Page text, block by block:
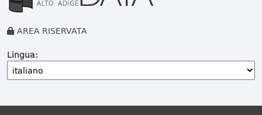
AREA RISERVATA
Lingua